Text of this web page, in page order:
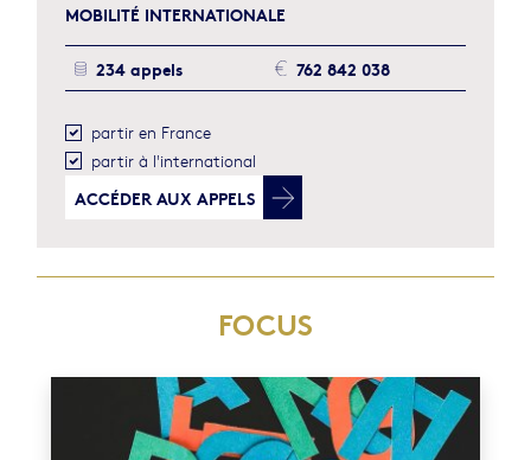
MOBILITÉ INTERNATIONALE
234 appels 762 842 038
partir en France
partir à l'international
ACCÉDERAUX APPELS
FOCUS